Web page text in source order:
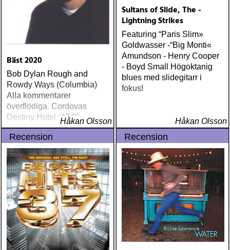
Bäst 2020
Bob Dylan Rough and
Rowdy Ways (Columbia)
Alla kommentarer
överflödiga. Cordovas
Destiny Hotel (ATO)
Världens bästa liveband
visar nu klassen även på
skiva
Håkan Olsson
Sultans of Slide, The -
Lightning Strikes
Featuring “Paris Slim»
Goldwasser -“Big Monti«
Amundson - Henry Cooper
- Boyd Small Högoktanig
blues med slidegitarr i
fokus!
Håkan Olsson
Recension Recension